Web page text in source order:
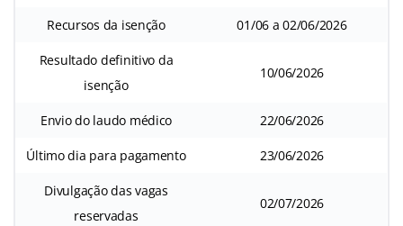
Recursos da isenção 01/06 a 02/06/2026
Resultado definitivo da
isenção
10/06/2026
Envio do laudo médico 22/06/2026
Último dia para pagamento 23/06/2026
Divulgação das vagas
reservadas
02/07/2026